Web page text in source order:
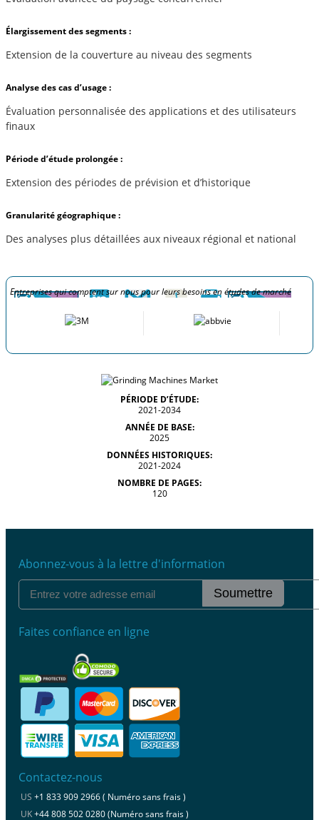
Élargissement des segments :
Extension de la couverture au niveau des segments
Analyse des cas d’usage :
Évaluation personnalisée des applications et des utilisateurs
finaux
Période d’étude prolongée :
Extension des périodes de prévision et d’historique
Granularité géographique :
Des analyses plus détaillées aux niveaux régional et national
Entreprises qui comptent sur nous pour leurs besoins en études de marché
PÉRIODE D’ÉTUDE:
2021-2034
ANNÉE DE BASE:
2025
DONNÉES HISTORIQUES:
2021-2024
NOMBRE DE PAGES:
120
Abonnez-vous à la lettre d'information
Soumettre
Faites confiance en ligne
Contactez-nous
US +1 833 909 2966 ( Numéro sans frais )
UK+44 808 502 0280 (Numéro sans frais )